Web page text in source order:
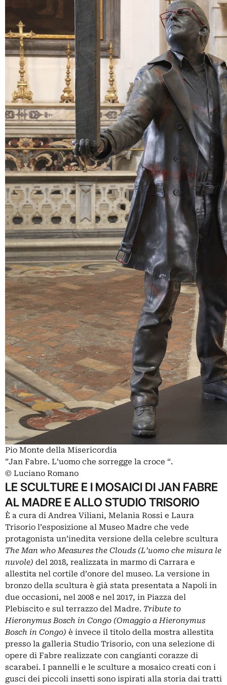
Pio Monte della Misericordia
”Jan Fabre. L’uomo che sorregge la croce “.
© Luciano Romano
LE SCULTURE E I MOSAICI DI JAN FABRE
AL MADRE E ALLO STUDIO TRISORIO
È a cura di Andrea Viliani, Melania Rossi e Laura
Trisorio l’esposizione al Museo Madre che vede
protagonista un’inedita versione della celebre scultura
The Man who Measures the Clouds (L’uomo che misura le
nuvole) del 2018, realizzata in marmo di Carrara e
allestita nel cortile d’onore del museo. La versione in
bronzo della scultura è già stata presentata a Napoli in
due occasioni, nel 2008 e nel 2017, in Piazza del
Plebiscito e sul terrazzo del Madre. Tribute to
Hieronymus Bosch in Congo (Omaggio a Hieronymus
Bosch in Congo) è invece il titolo della mostra allestita
presso la galleria Studio Trisorio, con una selezione di
opere di Fabre realizzate con cangianti corazze di
scarabei. I pannelli e le sculture a mosaico creati con i
gusci dei piccoli insetti sono ispirati alla storia dai tratti